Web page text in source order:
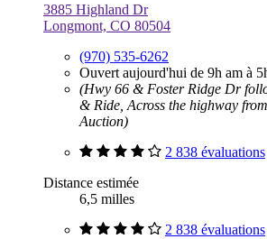
3885 Highland Dr
Longmont, CO 80504
(970) 535-6262
Ouvert aujourd'hui de 9h am à
(Hwy 66 & Foster Ridge Dr
& Ride, Across the highway
Auction)
2 838 évaluations
Distance estimée
6,5 milles
2 838 évaluations